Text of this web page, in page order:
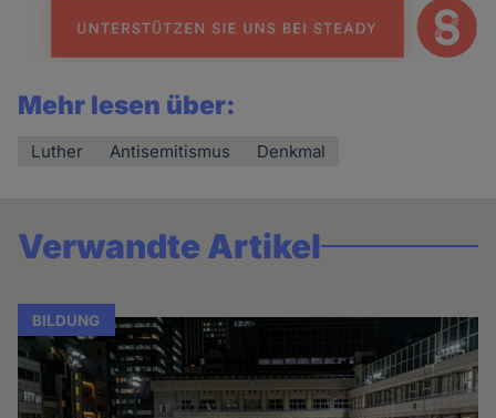
Mehr lesen über:
Luther Antisemitismus Denkmal
Verwandte Artikel
BILDUNG